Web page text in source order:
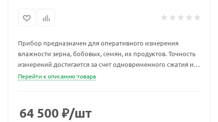
Прибор предназначен для оперативного измерения
влажности зерна, бобовых, семян, их продуктов. Точность
измерений достигается за счет одновременного сжатия и
измельчения материала.
Перейти к описанию товара
64 500 ₽/шт